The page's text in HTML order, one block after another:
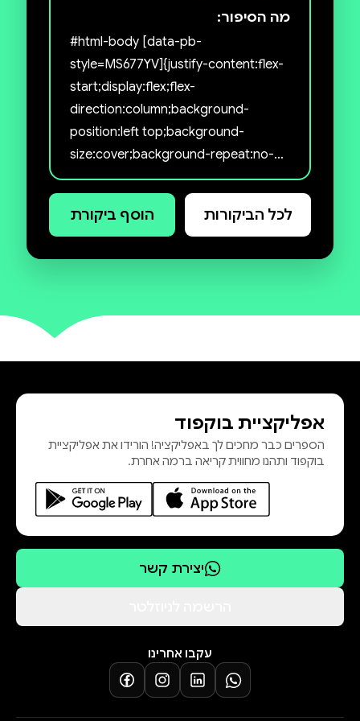
בחזית: עטלף פירות מאוריציאני. צילום - עומר ינון
מה הסיפור:
#html-body [data-pb-
style=MS677YV]{justify-content:flex-
start;display:flex;flex-
direction:column;background-
position:left top;background-
size:cover;background-repeat:no-
repeat;background-
attachment:scroll} ⋅ איזה עטלף הייתם
לוקחים אתכם לאי בודד?
⋅ ומה היה יוצא דופן בארוחה שאכל
העטלפים הם כנראה היונקים
המסקרנים ביותר בפלנטה שלנו. האם
זה משום שהם מעופפים? האם בזכות
יכולתם "לראות" באמצעות קולות גם
בחשיכה מוחלטת? ומה הם מעוררים
בנו יותר – פחד או התפעלות?
החיבה שלו כלפיהם פשוט מדַבקת:
נוכחת בכל משפט, מלאת הומור,
אהבת טבע ואדם. כמי שנמצא בחזית
המחקר העולמית בנושא, רוחב היריעה
והידע העצום שלו מרשימים וסוחפים.
לכל הביקורות הוסף ביקורת
אפליקציית בוקפוד
הספרים כבר מחכים לך באפליקציה! הורידו את אפליקציית
בוקפוד ותהנו מחווית קריאה ברמה אחרת.
יצירת קשר
עקבו אחרינו